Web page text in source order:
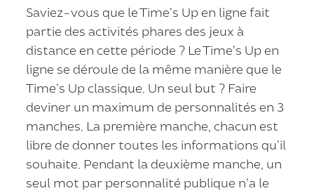
Saviez-vous que le Time’s Up en ligne fait
partie des activités phares des jeux à
distance en cette période ? Le Time’s Up en
ligne se déroule de la même manière que le
Time’s Up classique. Un seul but ? Faire
deviner un maximum de personnalités en 3
manches. La première manche, chacun est
libre de donner toutes les informations qu’il
souhaite. Pendant la deuxième manche, un
seul mot par personnalité publique n’a le